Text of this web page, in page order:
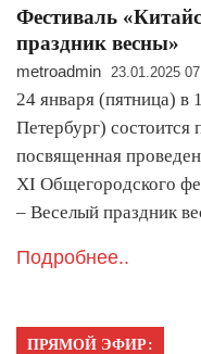
Фестиваль
праздник весны»
metroadmin 23.01.2025
24 января (пятница) в
Петербург) состоится
посвященная
XI Общегородского
– Веселый праздник
Подробнее..
ПРЯМОЙ ЭФИР: